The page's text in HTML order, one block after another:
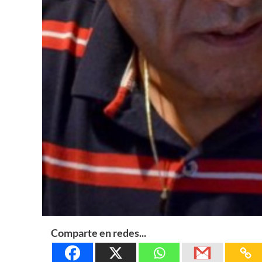
Comparte en redes...